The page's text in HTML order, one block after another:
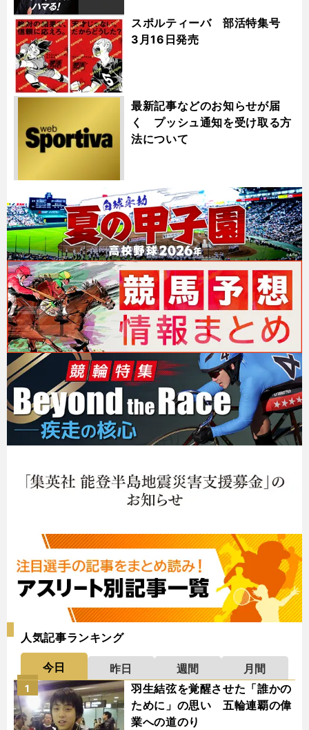
スポルティーバ 部活特集号
3月16日発売
最新記事などのお知らせが届
く プッシュ通知を受け取る方
法について
人気記事ランキング
今日 昨日 週間
月間
羽生結弦を覚醒させた「誰かの
ために」の思い 五輪連覇の偉
業への道のり
1